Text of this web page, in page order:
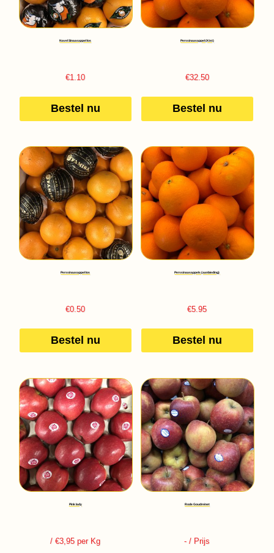
Navel Sinaasappel los
€1.10
Bestel nu
Perssinaasappel (Kist)
€32.50
Bestel nu
Perssinaasappel los
€0.50
Bestel nu
Perssinaasappels (aanbieding)
€5.95
Bestel nu
Pink lady
/ €3,95 per Kg
Rode Goudreinet
-/ Prijs